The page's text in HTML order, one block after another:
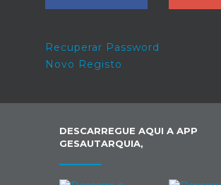
Recuperar Password
Novo Registo
DESCARREGUE AQUI A APP
GESAUTARQUIA,